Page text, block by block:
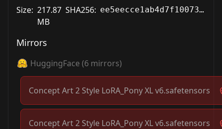
Size: 217.87
MB
SHA256: ee5eecce1ab4d7f100731e9bfa46eaea15a3f81cecf64514e1b66129bc230976
Mirrors
HuggingFace (6 mirrors)
Concept Art 2 Style LoRA_Pony XL v6.safetensors
Concept Art 2 Style LoRA_Pony XL v6.safetensors